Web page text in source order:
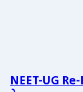
NEET-UG